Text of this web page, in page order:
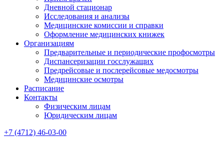
Дневной стационар
Исследования и анализы
Медицинские комиссии и справки
Оформление медицинских книжек
Организациям
Предварительные и периодические профосмотры
Диспансеризации госслужащих
Предрейсовые и послерейсовые медосмотры
Медицинские осмотры
Расписание
Контакты
Физическим лицам
Юридическим лицам
+7 (4712) 46-03-00